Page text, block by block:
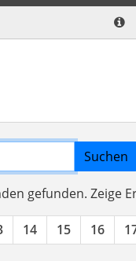
Suchen
gefunden. Zeige
14 15 16